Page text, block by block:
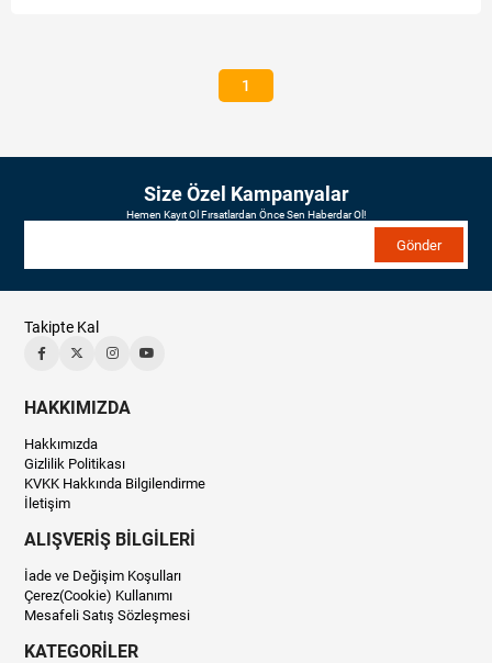
1
Size Özel Kampanyalar
Hemen Kayıt Ol Fırsatlardan Önce Sen Haberdar Ol!
Gönder
Takipte Kal
HAKKIMIZDA
Hakkımızda
Gizlilik Politikası
KVKK Hakkında Bilgilendirme
İletişim
ALIŞVERİŞ BİLGİLERİ
İade ve Değişim Koşulları
Çerez(Cookie) Kullanımı
Mesafeli Satış Sözleşmesi
KATEGORİLER